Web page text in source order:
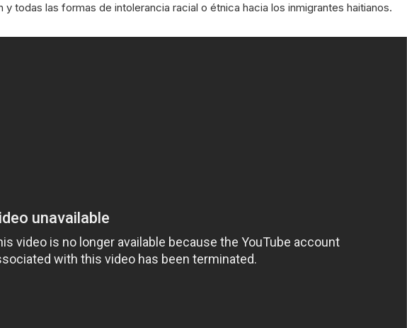
y todas las formas de intolerancia racial o étnica hacia los inmigrantes haitianos.